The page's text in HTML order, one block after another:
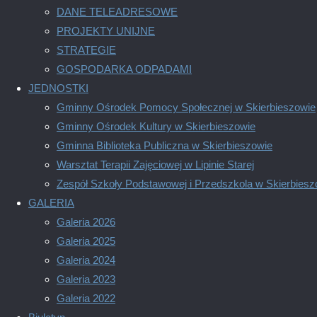
DANE TELEADRESOWE
PROJEKTY UNIJNE
STRATEGIE
GOSPODARKA ODPADAMI
JEDNOSTKI
Gminny Ośrodek Pomocy Społecznej w Skierbieszowie
Gminny Ośrodek Kultury w Skierbieszowie
Gminna Biblioteka Publiczna w Skierbieszowie
Warsztat Terapii Zajęciowej w Lipinie Starej
Zespół Szkoły Podstawowej i Przedszkola w
GALERIA
Galeria 2026
Galeria 2025
Galeria 2024
Galeria 2023
Galeria 2022
dostępu
infrastruktury
publicznej”"
Zaproszenie
19 czerwca, 202619 czerwca, 2026
"Zaproszenie"
Zaproszenie na Jarmark św. Kiliana
3 czerwca, 20263 czerwca, 2026AKTUALNOŚCI/
"Zaproszenie
na
Jarmark
Kiliana"
Gminne Zawody Sportowo-Pożarnicze na